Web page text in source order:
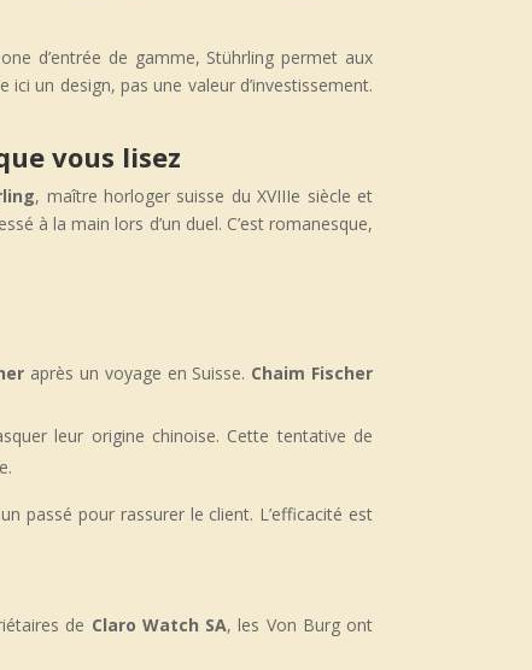
d’entrée de gamme, Stührling permet aux
un design, pas une valeur d’investissement.
vous lisez
, maître horloger suisse du XVIIIe siècle et
à la main lors d’un duel. C’est romanesque,
après un voyage en Suisse. Chaim Fischer
leur origine chinoise. Cette tentative de
passé pour rassurer le client. L’efficacité est
de Claro Watch SA, les Von Burg ont